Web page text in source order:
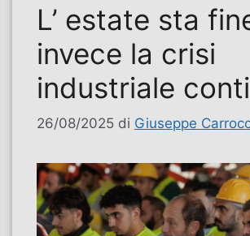
L’ estate sta
invece la crisi
industriale
26/08/2025 di Giuseppe